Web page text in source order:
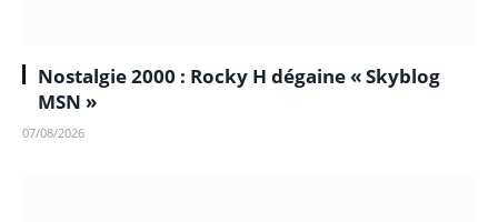
Nostalgie 2000 : Rocky H dégaine « Skyblog
MSN »
07/08/2026